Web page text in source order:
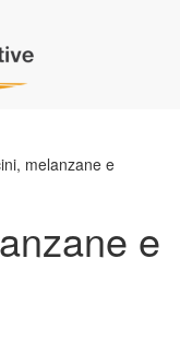
melanzane e
e